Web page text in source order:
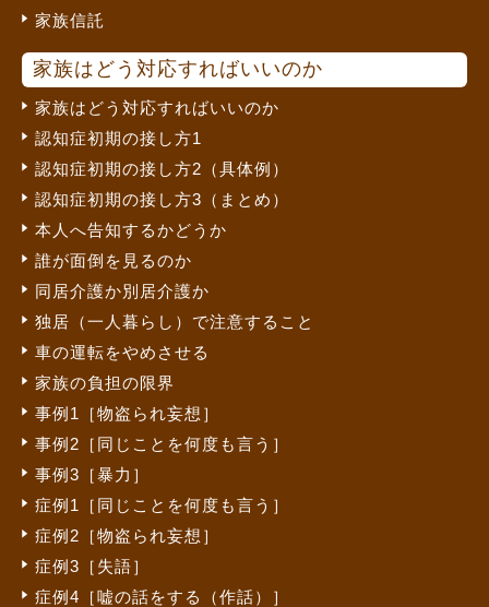
家族信託
家族はどう対応すればいいのか
家族はどう対応すればいいのか
認知症初期の接し方1
認知症初期の接し方2（具体例）
認知症初期の接し方3（まとめ）
本人へ告知するかどうか
誰が面倒を見るのか
同居介護か別居介護か
独居（一人暮らし）で注意すること
車の運転をやめさせる
家族の負担の限界
事例1［物盗られ妄想］
事例2［同じことを何度も言う］
事例3［暴力］
症例1［同じことを何度も言う］
症例2［物盗られ妄想］
症例3［失語］
症例4［嘘の話をする（作話）］